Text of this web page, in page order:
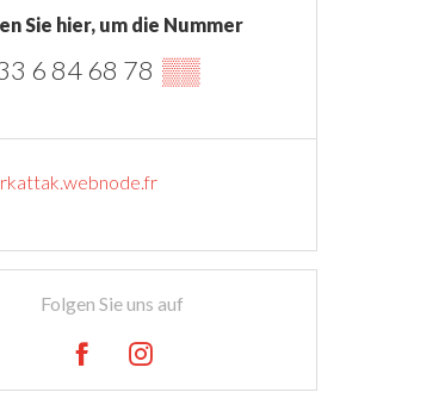
Sie hier, um die Nummer
6 84 68 78 ▒▒
Folgen Sie uns auf